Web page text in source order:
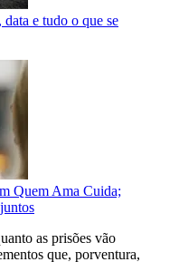
e tudo o que se
Quem Ama Cuida;
as prisões vão
que, porventura,